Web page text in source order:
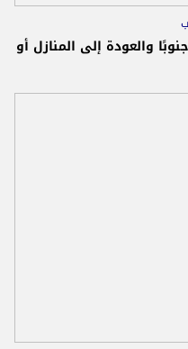
والعودة إلى المنازل أو